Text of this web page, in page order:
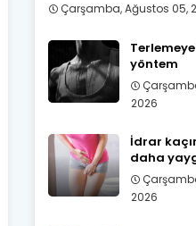
Çarşamba, Ağustos 05,
yöntem
2026
İdrar
daha
2026